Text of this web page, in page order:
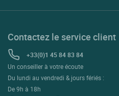
Contactez le service client
+33(0)1 45 84 83 84
Un conseiller à votre écoute
Du lundi au vendredi & jours fériés :
De 9h à 18h